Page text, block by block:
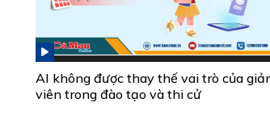
AI không được thay thế vai trò của
viên trong đào tạo và thi cử